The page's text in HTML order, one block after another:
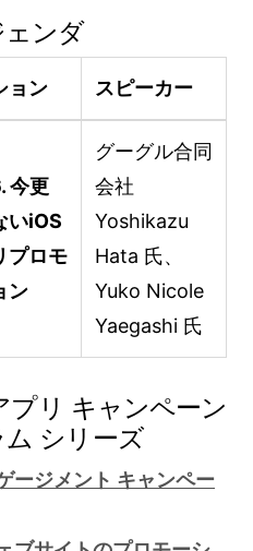
ェンダ
ョン スピーカー
今更
いiOS
プロモ
ン
グーグル合同
会社
Yoshikazu
Hata 氏、
Yuko Nicole
Yaegashi 氏
プリ キャンペーン
シリーズ
ージメント キャンペー